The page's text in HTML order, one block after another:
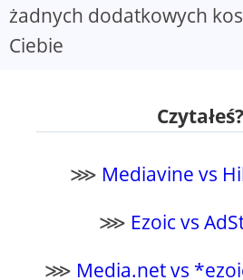
żadnych dodatkowych
Ciebie
Czytałeś?
⋙ Mediavine vs
⋙ Ezoic vs
⋙ Media.net vs